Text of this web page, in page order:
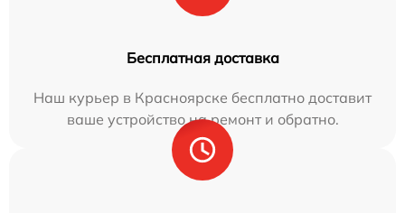
Бесплатная доставка
Наш курьер в Красноярске бесплатно доставит
ваше устройство на ремонт и обратно.